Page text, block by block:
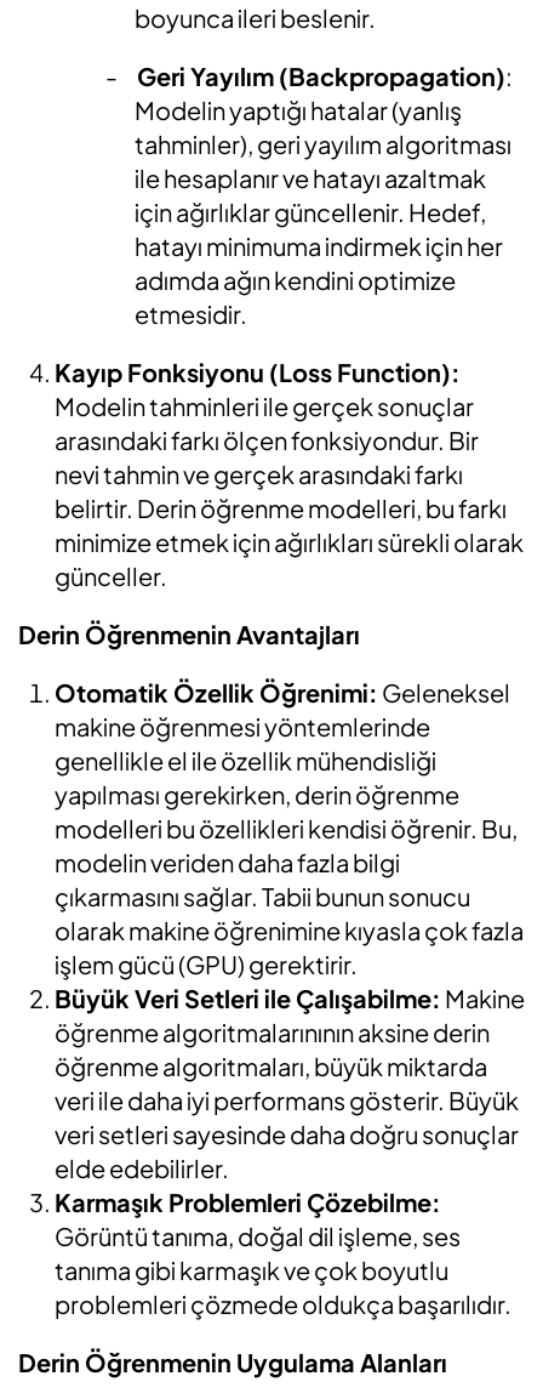
boyunca ileri beslenir.
-
Geri Yayılım (Backpropagation):
Modelin yaptığı hatalar (yanlış
tahminler), geri yayılım algoritması
ile hesaplanır ve hatayı azaltmak
için ağırlıklar güncellenir. Hedef,
hatayı minimuma indirmek için her
adımda ağın kendini optimize
etmesidir.
Kayıp Fonksiyonu (Loss Function):
Modelin tahminleri ile gerçek sonuçlar
arasındaki farkı ölçen fonksiyondur. Bir
nevi tahmin ve gerçek arasındaki farkı
belirtir. Derin öğrenme modelleri, bu farkı
minimize etmek için ağırlıkları sürekli olarak
günceller.
Derin Öğrenmenin Avantajları
Otomatik Özellik Öğrenimi: Geleneksel
makine öğrenmesi yöntemlerinde
genellikle el ile özellik mühendisliği
yapılması gerekirken, derin öğrenme
modelleri bu özellikleri kendisi öğrenir. Bu,
modelin veriden daha fazla bilgi
çıkarmasını sağlar. Tabii bunun sonucu
olarak makine öğrenimine kıyasla çok fazla
işlem gücü (GPU) gerektirir.
Büyük Veri Setleri ile Çalışabilme: Makine
öğrenme algoritmalarınının aksine derin
öğrenme algoritmaları, büyük miktarda
veri ile daha iyi performans gösterir. Büyük
veri setleri sayesinde daha doğru sonuçlar
elde edebilirler.
Karmaşık Problemleri Çözebilme:
Görüntü tanıma, doğal dil işleme, ses
tanıma gibi karmaşık ve çok boyutlu
problemleri çözmede oldukça başarılıdır.
Derin Öğrenmenin Uygulama Alanları